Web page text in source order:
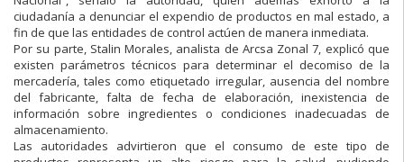
ciudadanía a denunciar el expendio de productos en mal estado, a
fin de que las entidades de control actúen de manera inmediata.
Por su parte, Stalin Morales, analista de Arcsa Zonal 7, explicó que
existen parámetros técnicos para determinar el decomiso de la
mercadería, tales como etiquetado irregular, ausencia del nombre
del fabricante, falta de fecha de elaboración, inexistencia de
información sobre ingredientes o condiciones inadecuadas de
almacenamiento.
Las autoridades advirtieron que el consumo de este tipo de